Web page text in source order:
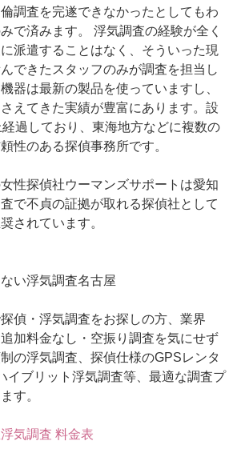
調査を完遂できなかったとしてもわ
で済みます。 浮気調査の経験が全く
派遣することはなく、そういった現
できたスタッフのみが調査を担当し
器は最新の製品を使っていますし、
えてきた実績が豊富にあります。設
過しており、東海地方などに複数の
性のある探偵事務所です。
性探偵社ウーマンズサポートは愛知
で不貞の証拠が取れる探偵社として
されています。
い浮気調査名古屋
偵・浮気調査をお探しの方、業界
加料金なし・空振り調査を気にせず
の浮気調査、探偵仕様のGPSレンタ
イブリット浮気調査等、最適な調査プ
す。
気調査 料金表